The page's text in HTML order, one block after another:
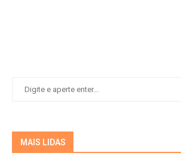
MAIS LIDAS